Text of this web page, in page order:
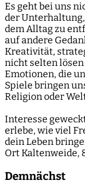
Es geht bei uns
der
dem Alltag zu
auf andere
Kreativität,
nicht selten
Emotionen, die
Spiele bringen
Religion oder
Interesse
erlebe, wie viel
dein Leben
OrtKaltenweide,
Demnächst